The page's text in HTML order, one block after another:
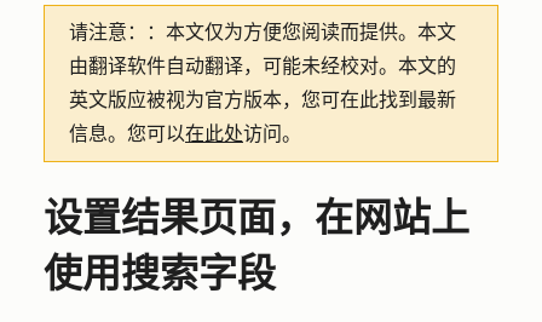
请注意： ：本文仅为方便您阅读而提供。 本文
由翻译软件自动翻译，可能未经校对。本文的
英文版应被视为官方版本，您可在此找到最新
信息。您可以在此处访问。
设置结果页面，在网站上
使用搜索字段